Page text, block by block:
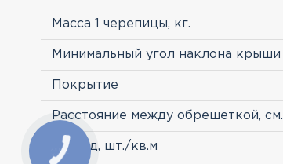
Масса 1 черепицы, кг.
Минимальный угол наклона крыши
Покрытие
Расстояние между обрешеткой, см.
расход, шт./кв.м